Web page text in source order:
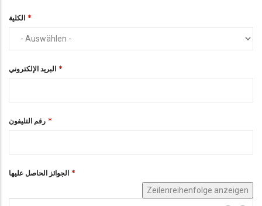
الكلية
البريد الإلكتروني
رقم التليفون
الجوائز الحاصل عليها
Zeilenreihenfolge anzeigen